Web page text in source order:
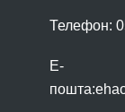
Телефон:
Е-
пошта: